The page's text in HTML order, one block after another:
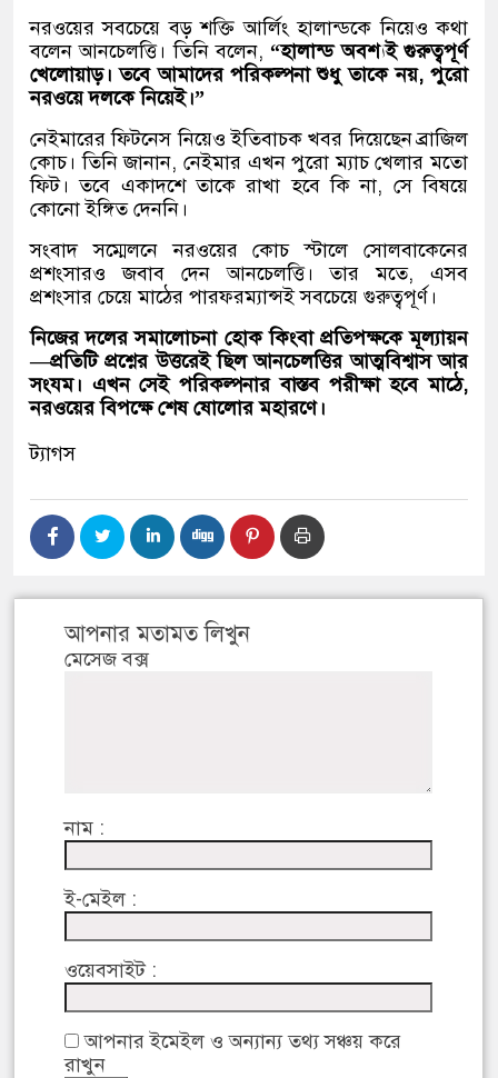
নরওয়ের সবচেয়ে বড় শক্তি আর্লিং হালান্ডকে নিয়েও কথা
বলেন আনচেলত্তি। তিনি বলেন, “হালান্ড অবশ্যই গুরুত্বপূর্ণ
খেলোয়াড়। তবে আমাদের পরিকল্পনা শুধু তাকে নয়, পুরো
নরওয়ে দলকে নিয়েই।”
নেইমারের ফিটনেস নিয়েও ইতিবাচক খবর দিয়েছেন ব্রাজিল
কোচ। তিনি জানান, নেইমার এখন পুরো ম্যাচ খেলার মতো
ফিট। তবে একাদশে তাকে রাখা হবে কি না, সে বিষয়ে
কোনো ইঙ্গিত দেননি।
সংবাদ সম্মেলনে নরওয়ের কোচ স্টালে সোলবাকেনের
প্রশংসারও জবাব দেন আনচেলত্তি। তার মতে, এসব
প্রশংসার চেয়ে মাঠের পারফরম্যান্সই সবচেয়ে গুরুত্বপূর্ণ।
নিজের দলের সমালোচনা হোক কিংবা প্রতিপক্ষকে মূল্যায়ন
—প্রতিটি প্রশ্নের উত্তরেই ছিল আনচেলত্তির আত্মবিশ্বাস আর
সংযম। এখন সেই পরিকল্পনার বাস্তব পরীক্ষা হবে মাঠে,
নরওয়ের বিপক্ষে শেষ ষোলোর মহারণে।
ট্যাগস
আপনার মতামত লিখুন
মেসেজ বক্স
নাম :
ই-মেইল :
ওয়েবসাইট :
আপনার ইমেইল ও অন্যান্য তথ্য সঞ্চয় করে
রাখুন